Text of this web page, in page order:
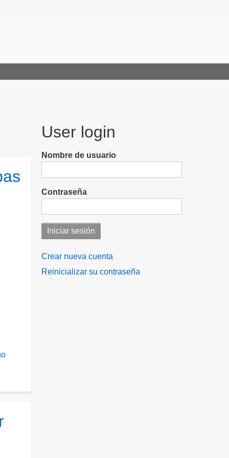
User login
Nombre de usuario
Contraseña
Crear nueva cuenta
Reinicializar su contraseña